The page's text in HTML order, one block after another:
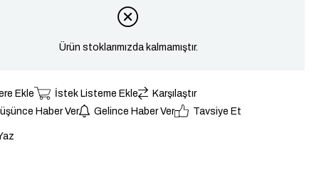
Ürün stoklarımızda kalmamıştır.
Ekle İstek Listeme Ekle
Karşılaştır
Haber Ver
Gelince Haber Ver Tavsiye Et